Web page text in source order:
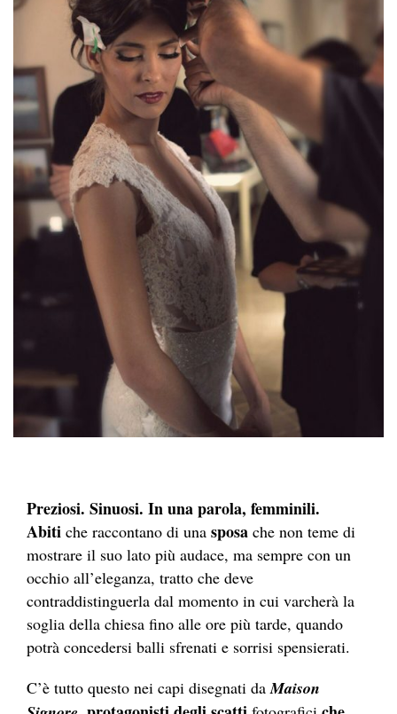
Preziosi. Sinuosi. In una parola, femminili.
Abiti che raccontano di una sposa che non teme di
mostrare il suo lato più audace, ma sempre con un
occhio all’eleganza, tratto che deve
contraddistinguerla dal momento in cui varcherà la
soglia della chiesa fino alle ore più tarde, quando
potrà concedersi balli sfrenati e sorrisi spensierati.
C’è tutto questo nei capi disegnati daMaison